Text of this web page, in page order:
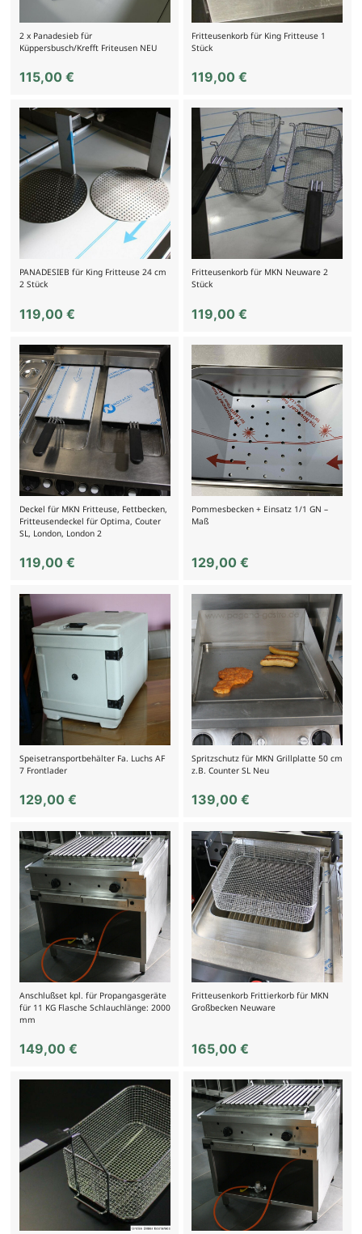
2 x Panadesieb für
Küppersbusch/Krefft Friteusen NEU
115,00 €
Fritteusenkorb für King Fritteuse 1
Stück
119,00€
PANADESIEB für King Fritteuse 24 cm
2 Stück
119,00 €
Fritteusenkorb für MKN Neuware 2
Stück
119,00€
Deckel für MKN Fritteuse, Fettbecken,
Fritteusendeckel für Optima, Couter
SL, London, London 2
119,00 €
Pommesbecken + Einsatz 1/1 GN –
Maß
129,00€
Speisetransportbehälter Fa. Luchs AF
7 Frontlader
129,00 €
Spritzschutz für MKN Grillplatte 50 cm
z.B. Counter SL Neu
139,00€
Anschlußset kpl. für Propangasgeräte
für 11 KG Flasche Schlauchlänge: 2000
mm
149,00 €
Fritteusenkorb Frittierkorb für MKN
Großbecken Neuware
165,00€